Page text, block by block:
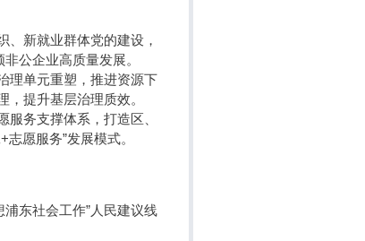
、新就业群体党的建设，
公企业高质量发展。
理单元重塑，推进资源下
提升基层治理质效。
务支撑体系，打造区、
愿服务”发展模式。
浦东社会工作”人民建议线